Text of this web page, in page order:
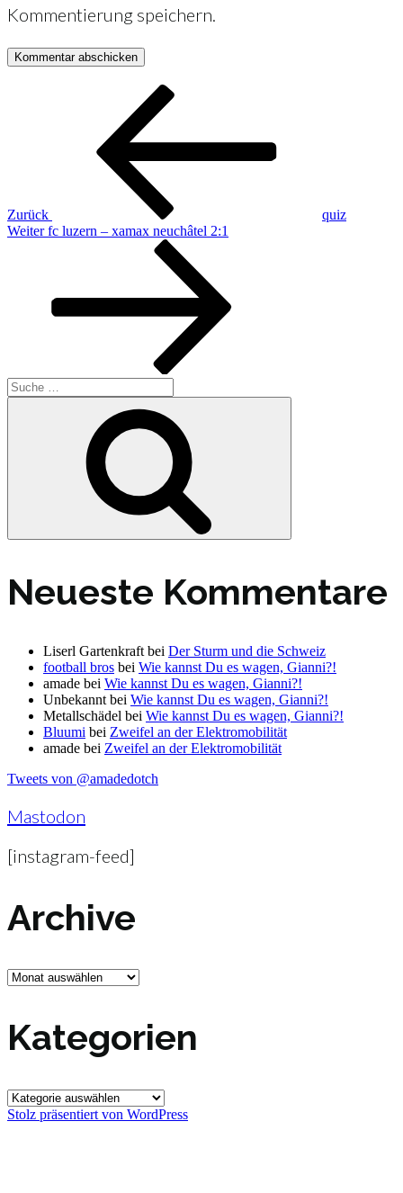
Kommentierung speichern.
Beitrags-
Navigation
Zurück
quiz
Nächster
Weiter fc luzern – xamax neuchâtel 2:1
Suche
nach:
Neueste Kommentare
Liserl Gartenkraft bei Der Sturm und die Schweiz
football bros bei Wie kannst Du es wagen, Gianni?!
amade bei Wie kannst Du es wagen, Gianni?!
Unbekannt bei Wie kannst Du es wagen, Gianni?!
Metallschädel bei Wie kannst Du es wagen, Gianni?!
Bluumi bei Zweifel an der Elektromobilität
amade bei Zweifel an der Elektromobilität
Tweets von @amadedotch
Mastodon
[instagram-feed]
Archive
Archive
Kategorien
Kategorien
Stolz präsentiert von WordPress